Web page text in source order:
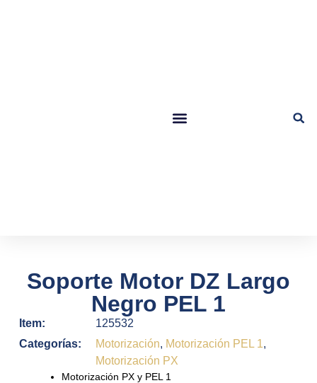
Soporte Motor DZ Largo
Negro PEL 1
Item:
125532
Categorías:
Motorización, Motorización PEL 1,
Motorización PX
Motorización PX y PEL 1